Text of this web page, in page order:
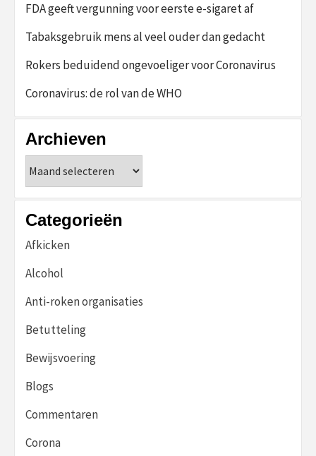
FDA geeft vergunning voor eerste e-sigaret af
Tabaksgebruik mens al veel ouder dan gedacht
Rokers beduidend ongevoeliger voor Coronavirus
Coronavirus: de rol van de WHO
Archieven
Categorieën
Afkicken
Alcohol
Anti-roken organisaties
Betutteling
Bewijsvoering
Blogs
Commentaren
Corona